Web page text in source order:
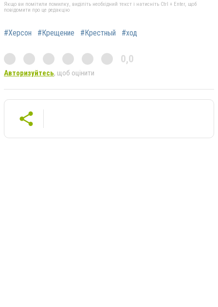
Якщо ви помітили помилку, виділіть необхідний текст і натисніть Ctrl + Enter, щоб
повідомити про це редакцію
#Херсон #Крещение #Крестный #ход
0,0
Авторизуйтесь, щоб оцінити